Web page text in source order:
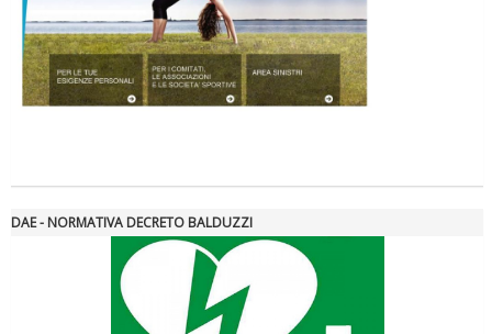
Tiziano Pesce nel Cda di Fondazione Terzjus: prima riunione a
Roma
DAE - NORMATIVA DECRETO BALDUZZI